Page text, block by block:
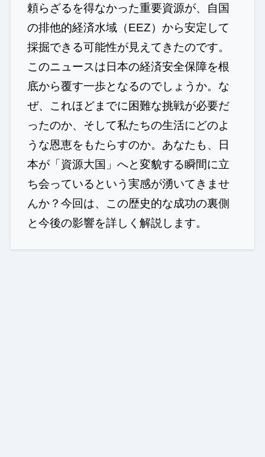
頼らざるを得なかった重要資源が、自国
の排他的経済水域（EEZ）から安定して
採掘できる可能性が見えてきたのです。
このニュースは日本の経済安全保障を根
底から覆す一歩となるのでしょうか。な
ぜ、これほどまでに困難な挑戦が必要だ
ったのか、そして私たちの生活にどのよ
うな恩恵をもたらすのか。あなたも、日
本が「資源大国」へと変貌する瞬間に立
ち会っているという実感が湧いてきませ
んか？今回は、この歴史的な成功の裏側
と今後の影響を詳しく解説します。